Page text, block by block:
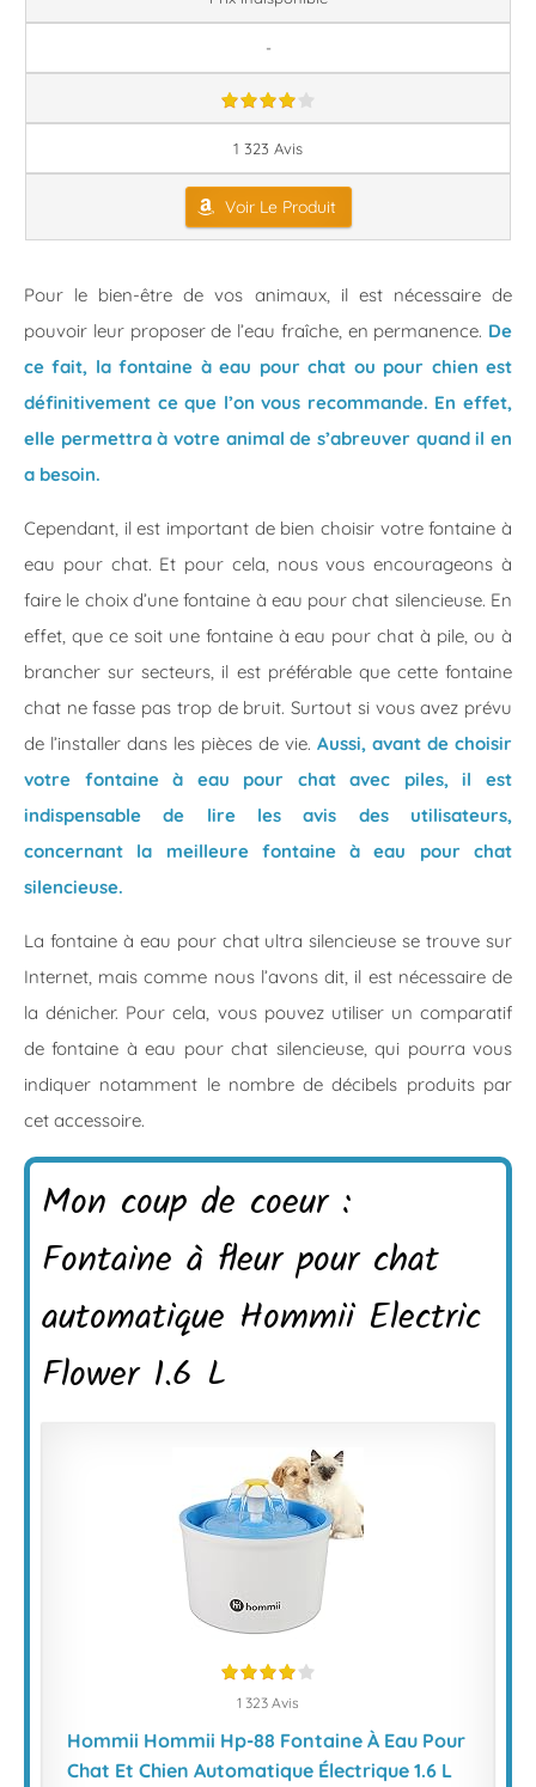
-
1 323 Avis
Voir Le Produit
Pour le bien-être de vos animaux, il est nécessaire de
pouvoir leur proposer de l’eau fraîche, en permanence. De
ce fait, la fontaine à eau pour chat ou pour chien est
définitivement ce que l’on vous recommande. En effet,
elle permettra à votre animal de s’abreuver quand il en
a besoin.
Cependant, il est important de bien choisir votre fontaine à
eau pour chat. Et pour cela, nous vous encourageons à
faire le choix d’une fontaine à eau pour chat silencieuse. En
effet, que ce soit une fontaine à eau pour chat à pile, ou à
brancher sur secteurs, il est préférable que cette fontaine
chat ne fasse pas trop de bruit. Surtout si vous avez prévu
de l’installer dans les pièces de vie. Aussi, avant de choisir
votre fontaine à eau pour chat avec piles, il est
indispensable de lire les avis des utilisateurs,
concernant la meilleure fontaine à eau pour chat
silencieuse.
La fontaine à eau pour chat ultra silencieuse se trouve sur
Internet, mais comme nous l’avons dit, il est nécessaire de
la dénicher. Pour cela, vous pouvez utiliser un comparatif
de fontaine à eau pour chat silencieuse, qui pourra vous
indiquer notamment le nombre de décibels produits par
cet accessoire.
Mon coup de coeur :
Fontaine à fleur pour chat
automatique Hommii Electric
Flower 1.6 L
1 323 Avis
Hommii Hommii Hp-88 Fontaine À Eau Pour
Chat Et Chien Automatique Électrique 1.6 L